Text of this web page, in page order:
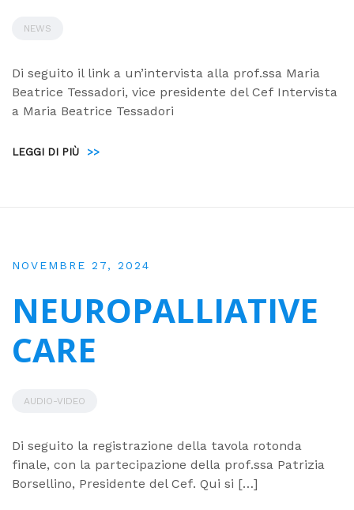
NEWS
Di seguito il link a un’intervista alla prof.ssa Maria
Beatrice Tessadori, vice presidente del Cef Intervista
a Maria Beatrice Tessadori
LEGGI DI PIÙ >>
NOVEMBRE 27, 2024
NEUROPALLIATIVE
CARE
AUDIO-VIDEO
Di seguito la registrazione della tavola rotonda
finale, con la partecipazione della prof.ssa Patrizia
Borsellino, Presidente del Cef. Qui si […]